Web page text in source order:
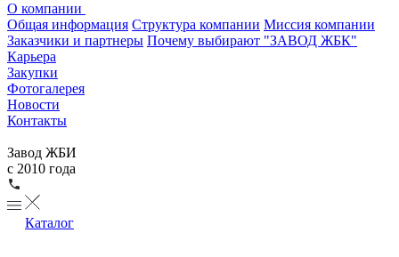
О компании
Общая информация Структура компании Миссия компании
Заказчики и партнеры Почему выбирают "ЗАВОД ЖБК"
Карьера
Закупки
Фотогалерея
Новости
Контакты
Завод ЖБИ
с 2010 года
Каталог